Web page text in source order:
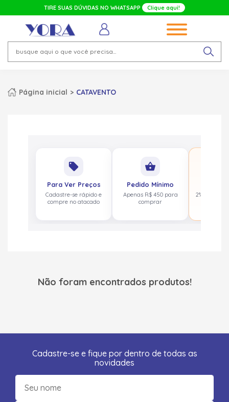
TIRE SUAS DÚVIDAS NO WHATSAPP Clique aqui!
Página inicial CATAVENTO
local_offer
Para Ver Preços
Cadastre-se rápido e
compre no atacado
shopping_basket
Pedido Mínimo
Apenas R$ 450 para
comprar
2% de volta
Não foram encontrados produtos!
Cadastre-se e fique por dentro de todas as
novidades